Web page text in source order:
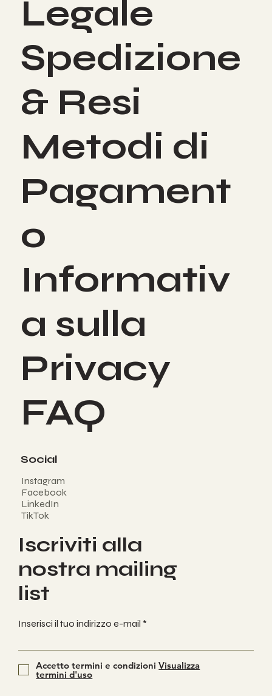
Legale
Spedizione
& Resi
Metodi di
Pagament
o
Informativ
a sulla
Privacy
FAQ
Social
Instagram
Facebook
LinkedIn
TikTok
Iscriviti alla
nostra mailing
list
Inserisci il tuo indirizzo e-mail
Accetto termini e condizioni Visualizza
termini d'uso